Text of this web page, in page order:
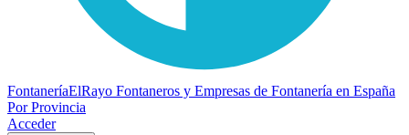
FontaneríaElRayo Fontaneros y Empresas de Fontanería en España
Por Provincia
Acceder